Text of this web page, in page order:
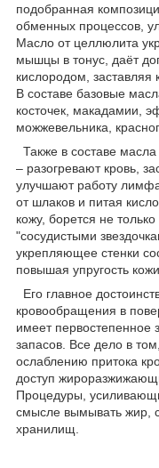
подобранная
обменных процессов,
Масло от целлюлита
мышцы в тонус, даёт
кислородом, заставляя
В составе базовые
косточек, макадамии,
можжевельника,
Также в составе
– разогревают кровь,
улучшают работу
от шлаков и питая
кожу, борется не
"сосудистыми
укрепляющее стенки
повышая упругость кожи.
Его главное
кровообращения в
имеет первостепенное
запасов. Все дело в
ослаблению притока
доступ
Процедуры,
смысле вымывать жир,
хранилищ.